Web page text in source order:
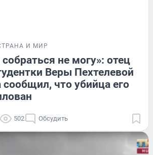
И МИР
не могу»: отец
Веры Пехтелевой
что убийца его
502 Обсудить